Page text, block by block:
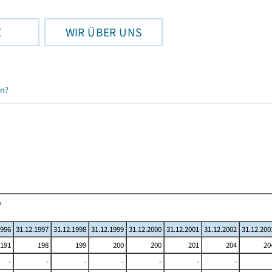
WIR ÜBER UNS
31.12.1997 31.12.1998 31.12.1999 31.12.2000 31.12.2001 31.12.2002
191 198 199 200 200 201 204
- - - - - -
-